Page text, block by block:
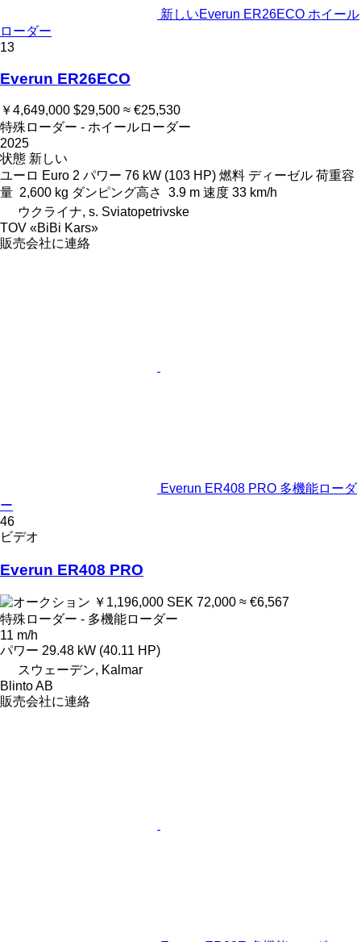
新しいEverun ER26ECO ホイール
ローダー
13
Everun ER26ECO
￥4,649,000 $29,500 ≈ €25,530
特殊ローダー - ホイールローダー
2025
状態 新しい
ユーロ Euro 2 パワー 76 kW (103 HP) 燃料 ディーゼル 荷重容
量 2,600 kg ダンピング高さ 3.9 m 速度 33 km/h
ウクライナ, s. Sviatopetrivske
TOV «BiBi Kars»
販売会社に連絡
Everun ER408 PRO 多機能ローダ
ー
46
ビデオ
Everun ER408 PRO
￥1,196,000 SEK 72,000 ≈ €6,567
特殊ローダー - 多機能ローダー
11 m/h
パワー 29.48 kW (40.11 HP)
スウェーデン, Kalmar
Blinto AB
販売会社に連絡